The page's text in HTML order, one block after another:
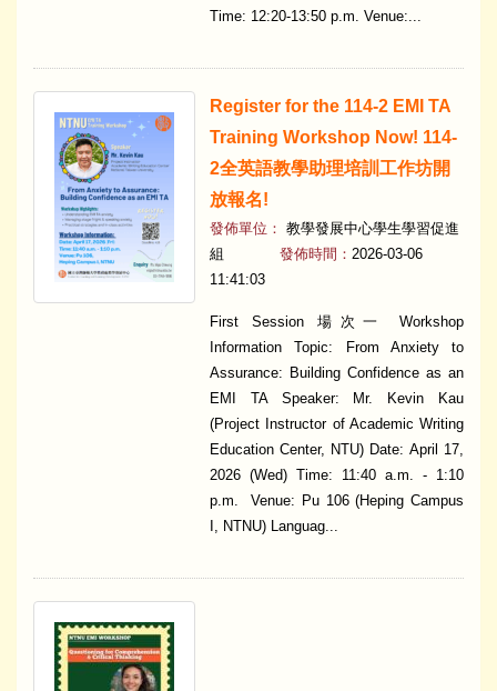
Time: 12:20-13:50 p.m. Venue:...
Register for the 114-2 EMI TA
Training Workshop Now! 114-
2全英語教學助理培訓工作坊開
放報名!
發佈單位： 教學發展中心學生學習促進
組
發佈時間： 2026-03-06
11:41:03
First Session 場次一 Workshop
Information Topic: From Anxiety to
Assurance: Building Confidence as an
EMI TA Speaker: Mr. Kevin Kau
(Project Instructor of Academic Writing
Education Center, NTU) Date: April 17,
2026 (Wed) Time: 11:40 a.m. - 1:10
p.m. Venue: Pu 106 (Heping Campus
I, NTNU) Languag...